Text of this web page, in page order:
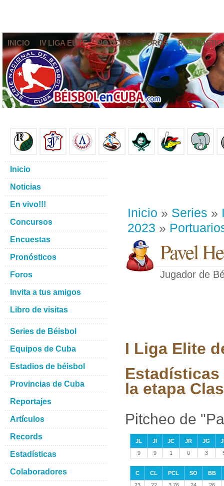
INICIO IV LIGA ELITE NOTICIAS FOROS
Inicio » Series »
2023 »
Pavel
Jugador de
I Liga Elite
Estadísticas
la etapa
Pitcheo de
JL JI JC JR JG
9
9 1 0 3
C CL PCL SO
BB
Inicio
Noticias
En vivo!!!
Concursos
Encuestas
Pronósticos
Foros
Invita a tus amigos
Libro de visitas
Series de Béisbol
Equipos de Cuba
Estadios de béisbol
Provincias de Cuba
Reportajes
Artículos
Records
Estadísticas
Colaboradores